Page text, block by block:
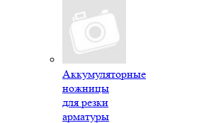
Аккумуляторные
ножницы
для резки
арматуры